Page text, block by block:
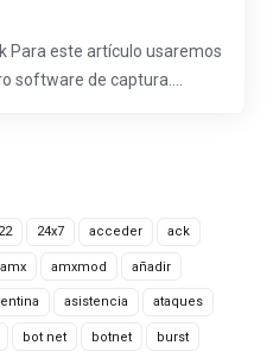
24x7 acceder ack
amx amxmod añadir
asistencia ataques
bot net botnet burst
Para este artículo usaremos
software de captura....